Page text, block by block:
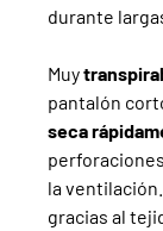
durante
Muy
pantalón
seca
la
gracias al